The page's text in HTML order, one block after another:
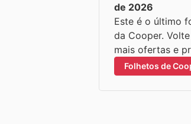
de 2026
Este é o último
da Cooper.
mais ofertas e
Folhetos de